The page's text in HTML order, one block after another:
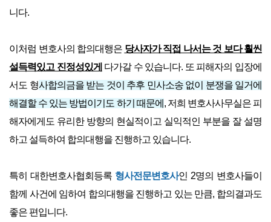
니다.
이처럼 변호사의 합의대행은 당사자가 직접 나서는 것 보다 훨씬
설득력있고 진정성있게 다가갈 수 있습니다. 또 피해자의 입장에
서도 형사합의금을 받는 것이 추후 민사소송 없이 분쟁을 일거에
해결할 수 있는 방법이기도 하기 때문에 , 저희 변호사사무실은 피
해자에게도 유리한 방향의 현실적이고 실익적인 부분을 잘 설명
하고 설득하여 합의대행을 진행하고 있습니다.
특히 대한변호사협회등록 형사전문변호사인 2명의 변호사들이
함께 사건에 임하여 합의대행을 진행하고 있는 만큼, 합의결과도
좋은 편입니다.